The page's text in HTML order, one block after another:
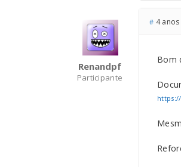
Renandpf
Participante
# 4
Bom